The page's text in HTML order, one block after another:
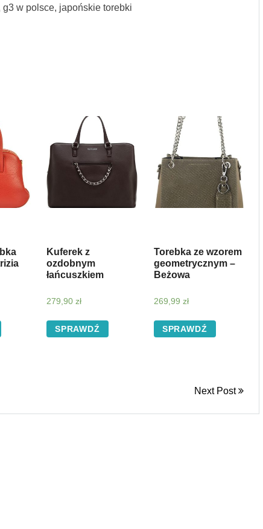
w polsce, japońskie torebki
Kuferek z
ozdobnym
łańcuszkiem
279,90 zł
SPRAWDŹ
Torebka ze wzorem
geometrycznym –
Beżowa
269,99 zł
SPRAWDŹ
Next Post